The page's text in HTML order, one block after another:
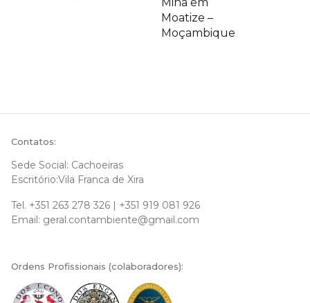
Mina em
Moatize –
Moçambique
Contatos:
Sede Social: Cachoeiras
Escritório:Vila Franca de Xira
Tel. +351 263 278 326
+351 919 081 926
Email: geral.contambiente@gmail.com
Ordens Profissionais (colaboradores):